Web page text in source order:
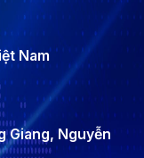
Nam
Giang, Nguyễn